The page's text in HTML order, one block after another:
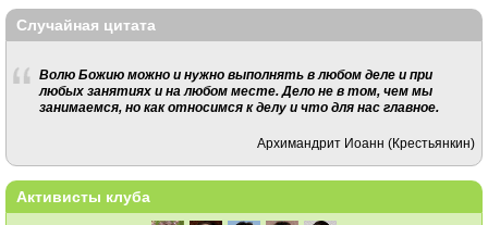
Случайная цитата
Волю Божию можно и нужно выполнять в любом деле и при
любых занятиях и на любом месте. Дело не в том, чем мы
занимаемся, но как относимся к делу и что для нас главное.
Архимандрит Иоанн (Крестьянкин)
Активисты клуба